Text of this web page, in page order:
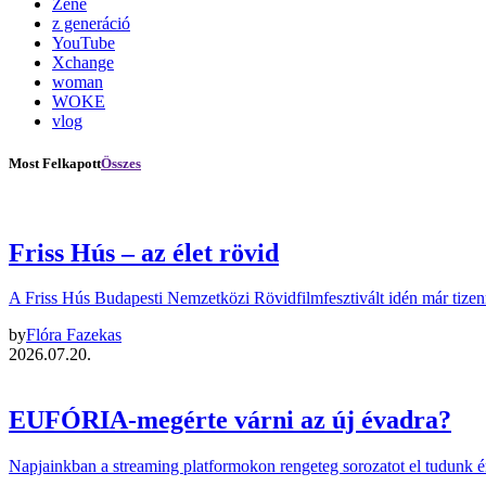
Zene
z generáció
YouTube
Xchange
woman
WOKE
vlog
Most FelkapottÖsszes
Friss Hús – az élet rövid
A Friss Hús Budapesti Nemzetközi Rövidfilmfesztivált idén már
byFlóra Fazekas
2026.07.20.
EUFÓRIA-megérte várni az új évadra?
Napjainkban a streaming platformokon rengeteg sorozatot el tudunk